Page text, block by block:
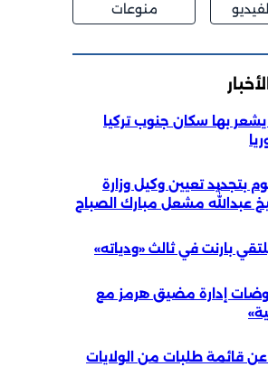
منوعات
بها سكان جنوب تركيا
بتجديد تعيين وكيل وزارة
عبداللّٰه مشعل مبارك الصباح
بارنت في ثالث «ودياته»
إدارة مضيق هرمز مع
عن قائمة طلبات من الولايات